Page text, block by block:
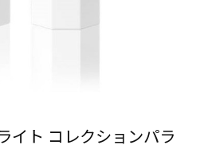
イト コレクションパラ